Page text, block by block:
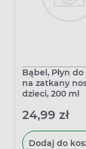
Bąbel, Płyn
na zatkany
dzieci, 200 ml
24,99 zł
Dodaj